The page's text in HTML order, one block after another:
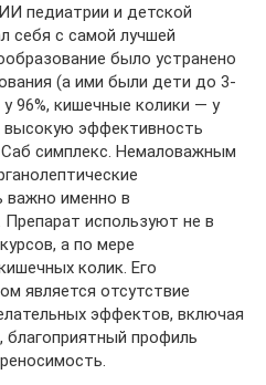
педиатрии и детской
себя с самой лучшей
было устранено
(а ими были дети до 3-
96%, кишечные колики — у
высокую эффективность
симплекс. Немаловажным
важно именно в
используют не в
а по мере
колик. Его
является отсутствие
эффектов, включая
благоприятный профиль